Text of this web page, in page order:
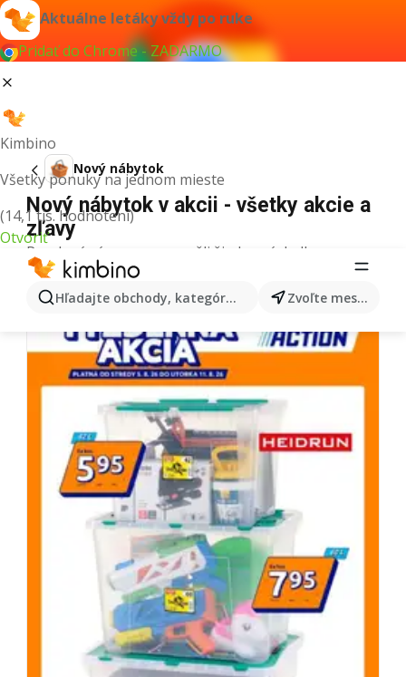
Aktuálne letáky vždy po ruke
Pridať do Chrome - ZADARMO
Kimbino
Všetky ponuky na jednom mieste
(14,1 tis. hodnotení)
Otvoriť
Hľadajte obchody, kategórie, produkty... Zvoľte mesto
Nový nábytok
Nový nábytok v akcii - všetky akcie a
zľavy
Pre daný výraz sme nenašli žiadne výsledky.
Ďalšie letáky z kategórie